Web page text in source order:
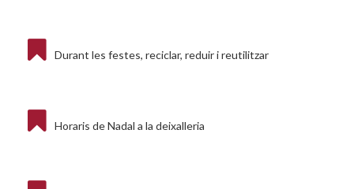
Durant les festes, reciclar, reduir i reutilitzar
Horaris de Nadal a la deixalleria